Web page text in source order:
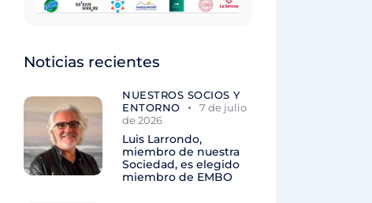
Noticias recientes
NUESTROS SOCIOS Y
ENTORNO
7 de julio
de 2026
Luis Larrondo,
miembro de nuestra
Sociedad, es elegido
miembro de EMBO